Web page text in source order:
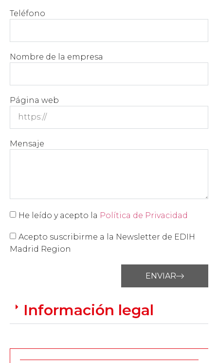
Teléfono
Nombre de la empresa
Página web
Mensaje
He leído y acepto la Política de Privacidad
Acepto suscribirme a la Newsletter de EDIH
Madrid Region
ENVIAR
Información legal